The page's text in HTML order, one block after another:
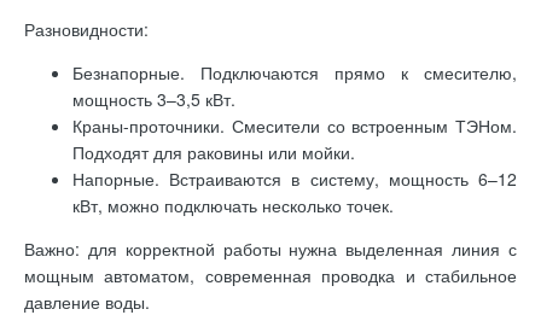
Разновидности:
Безнапорные. Подключаются прямо к смесителю,
мощность 3–3,5 кВт.
Краны-проточники. Смесители со встроенным ТЭНом.
Подходят для раковины или мойки.
Напорные. Встраиваются в систему, мощность 6–12
кВт, можно подключать несколько точек.
Важно: для корректной работы нужна выделенная линия с
мощным автоматом, современная проводка и стабильное
давление воды.